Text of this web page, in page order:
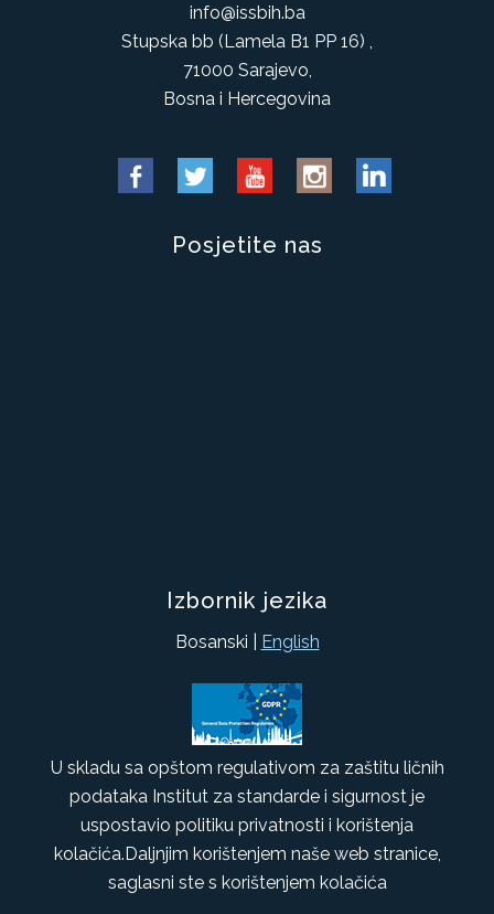
info@issbih.ba
Stupska bb (Lamela B1 PP 16) ,
71000 Sarajevo,
Bosna i Hercegovina
Posjetite nas
Izbornik jezika
Bosanski | English
U skladu sa opštom regulativom za zaštitu ličnih
podataka Institut za standarde i sigurnost je
uspostavio politiku privatnosti i korištenja
kolačića.Daljnjim korištenjem naše web stranice,
saglasni ste s korištenjem kolačića